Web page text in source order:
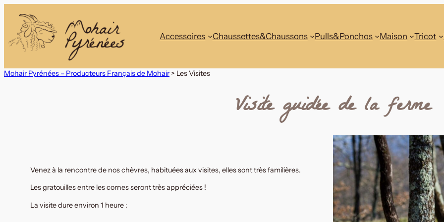
contenu
Accessoires Chaussettes&Chaussons Pulls&Ponchos Maison Tricot
Mohair Pyrénées – Producteurs Français de Mohair> Les Visites
Visite guidée de la ferme
Venez à la rencontre de nos chèvres, habituées aux visites, elles sont très familières.
Les gratouilles entre les cornes seront très appréciées !
La visite dure environ 1 heure :